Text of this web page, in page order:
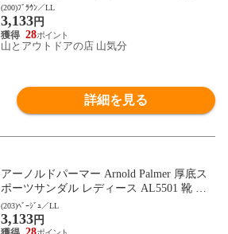
ューズ ストラップ ベルクロ キャンプ レジ
ャー 通勤 通学 デイリー トラベル 女性 フ
ットウェア AL5501 ブラウン
(200)ﾌﾞﾗｳﾝ／LL
3,133円
28
山とアウトドアの店 山気分
詳細を見る
アーノルドパーマー Arnold Palmer 厚底ス
ポーツサンダル レディース AL5501 靴 シ
ューズ ストラップ ベルクロ キャンプ レジ
ャー 通勤 通学 デイリー トラベル 女性 フ
ットウェア AL5501 ベｰジュ
(203)ﾍﾞｰｼﾞｭ／LL
3,133円